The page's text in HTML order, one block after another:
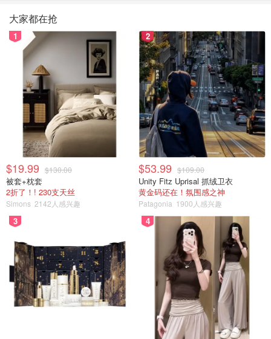
大家都在抢
1
$19.99 $130.00
被套+枕套
2折了！! 230支天丝
Simons 2142人感兴趣
2
$53.99 $109.00
Unity Fitz Uprisal 抓绒卫衣
黄金码还在！氛围感之神
Patagonia 1900人感兴趣
3 4